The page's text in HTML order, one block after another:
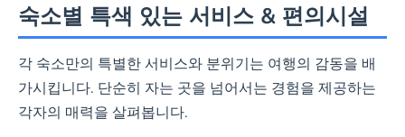
숙소별 특색 있는 서비스 & 편의시설
각 숙소만의 특별한 서비스와 분위기는 여행의 감동을 배
가시킵니다. 단순히 자는 곳을 넘어서는 경험을 제공하는
각자의 매력을 살펴봅니다.